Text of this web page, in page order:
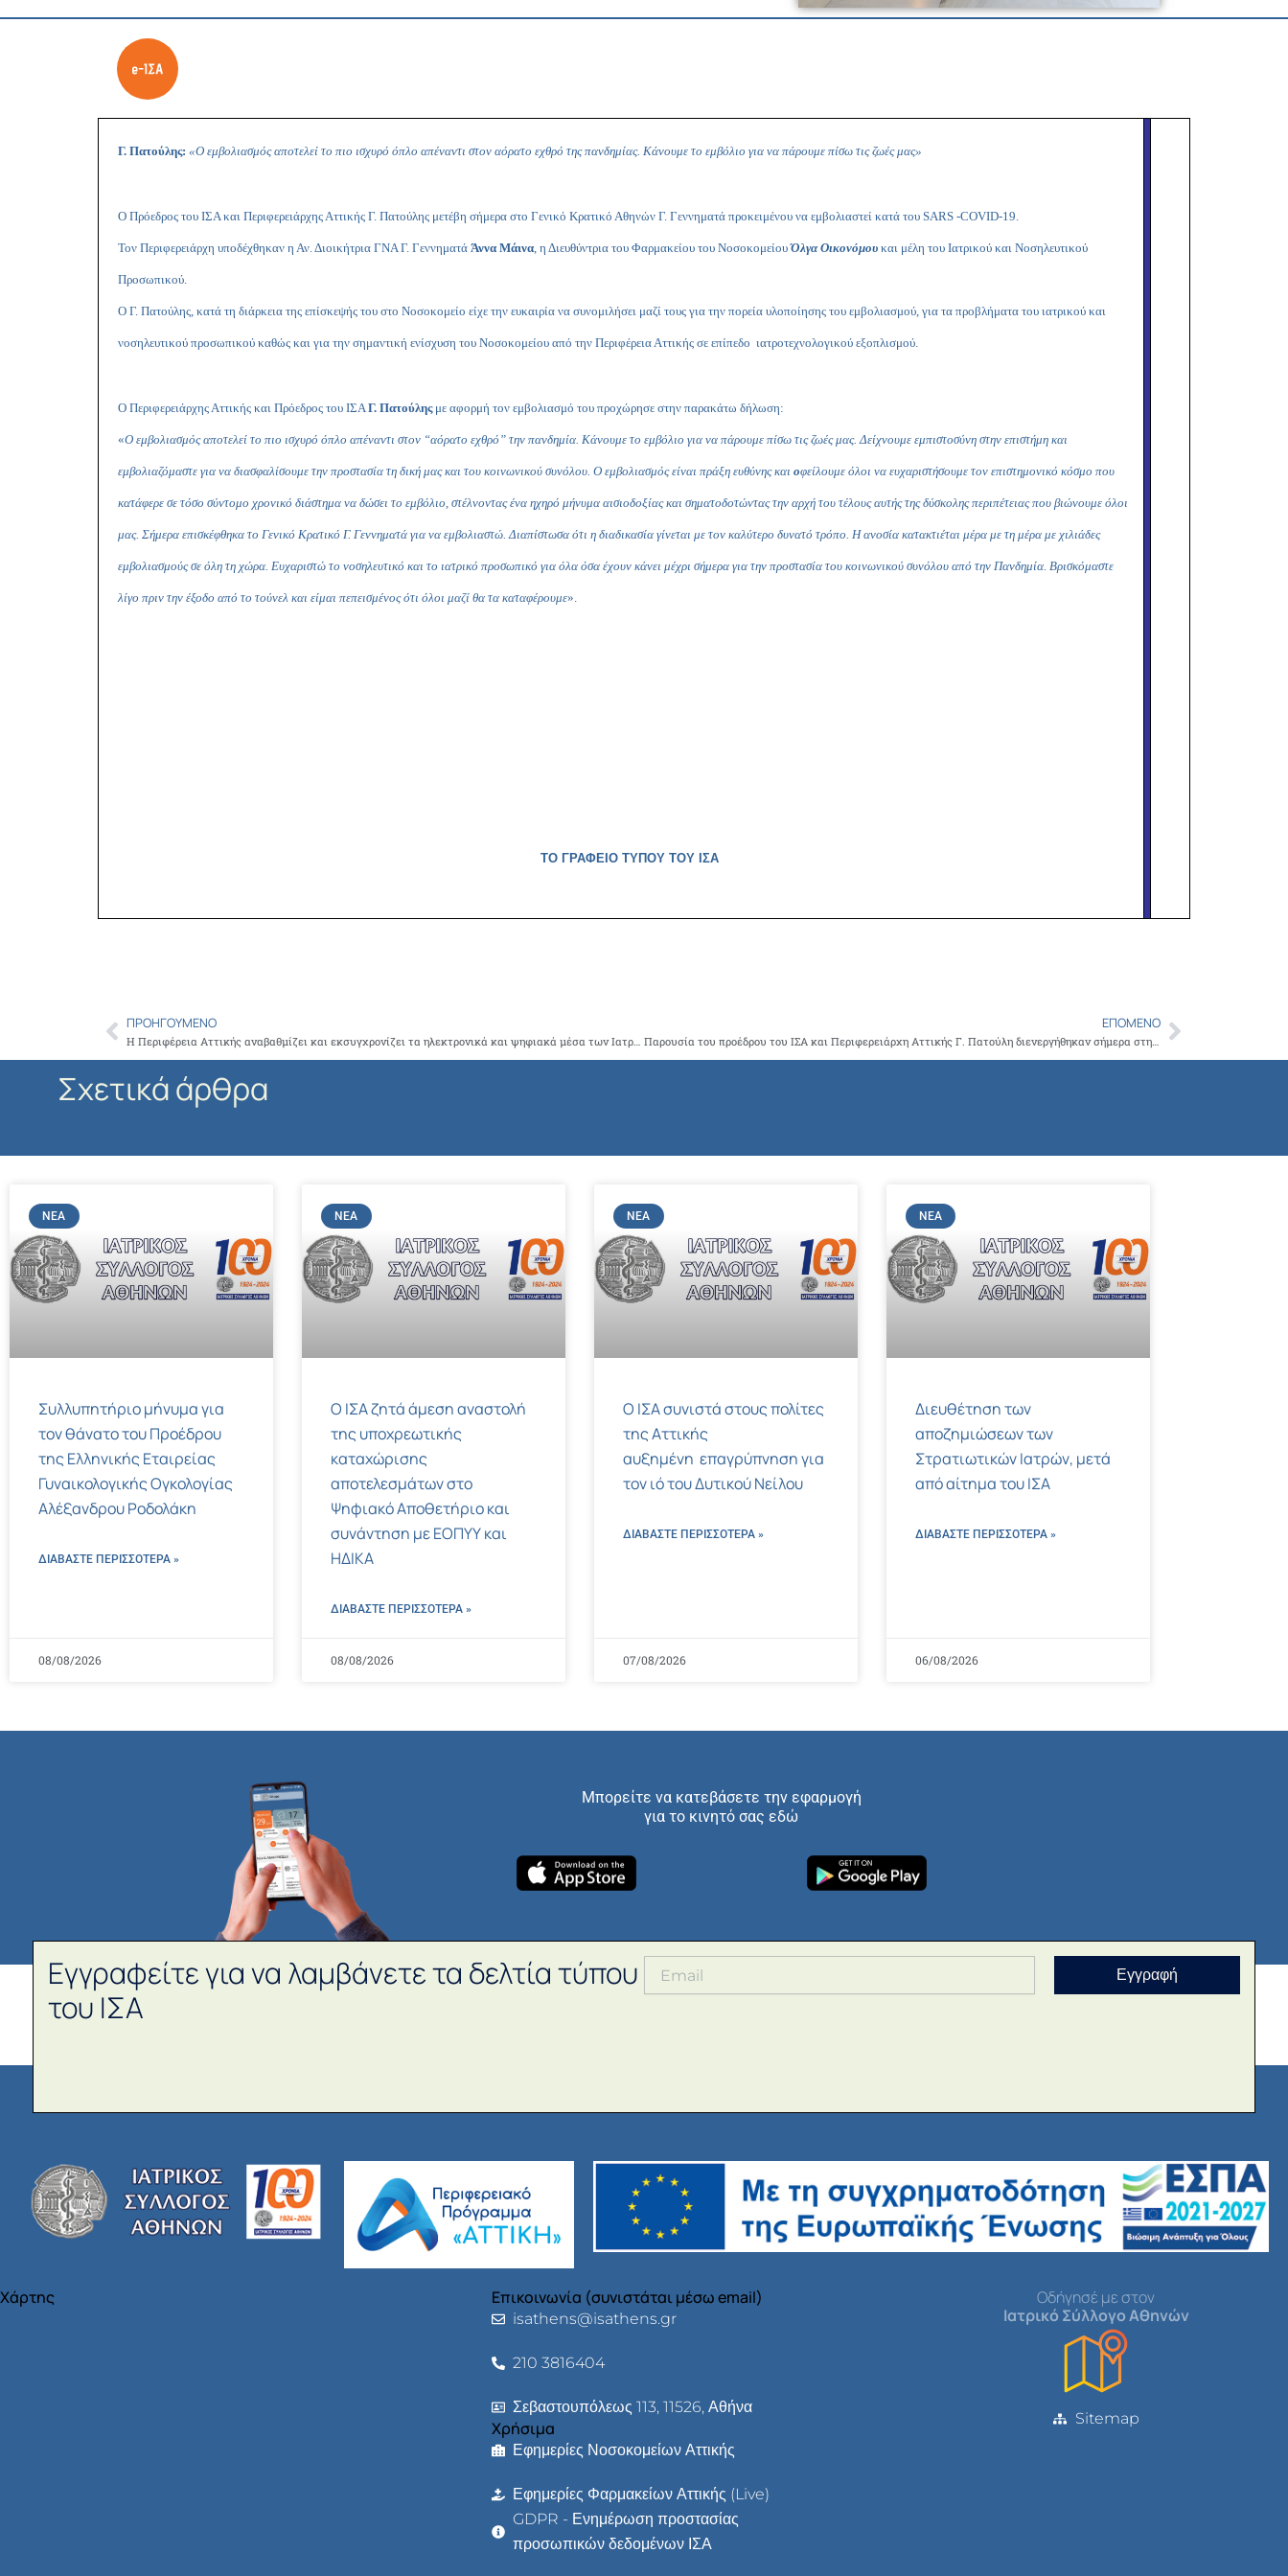
Γ. Πατούλης: «Ο εμβολιασμός αποτελεί το πιο ισχυρό όπλο απέναντι στον αόρατο εχθρό της πανδημίας. Κάνουμε το εμβόλιο για να πάρουμε πίσω τις ζωές μας»
Ο Πρόεδρος του ΙΣΑ και Περιφερειάρχης Αττικής Γ. Πατούλης μετέβη σήμερα στο Γενικό Κρατικό Αθηνών Γ. Γεννηματά προκειμένου να εμβολιαστεί κατά του SARS -COVID-19.
Τον Περιφερειάρχη υποδέχθηκαν η Αν. Διοικήτρια ΓΝΑ Γ. Γεννηματά Άννα Μάινα , η Διευθύντρια του Φαρμακείου του ΝοσοκομείουΌλγα Οικονόμου και μέλη του Ιατρικού και Νοσηλευτικού
Προσωπικού.
Ο Γ. Πατούλης, κατά τη διάρκεια της επίσκεψής του στο Νοσοκομείο είχε την ευκαιρία να συνομιλήσει μαζί τους για την πορεία υλοποίησης του εμβολιασμού, για τα προβλήματα του ιατρικού και
νοσηλευτικού προσωπικού καθώς και για την σημαντική ενίσχυση του Νοσοκομείου από την Περιφέρεια Αττικής σε επίπεδο ιατροτεχνολογικού εξοπλισμού.
Ο Περιφερειάρχης Αττικής και Πρόεδρος του ΙΣΑ Γ. Πατούληςμε αφορμή τον εμβολιασμό του προχώρησε στην παρακάτω δήλωση:
«Ο εμβολιασμός αποτελεί το πιο ισχυρό όπλο απέναντι στον “αόρατο εχθρό” την πανδημία. Κάνουμε το εμβόλιο για να πάρουμε πίσω τις ζωές μας. Δείχνουμε εμπιστοσύνη στην επιστήμη και
εμβολιαζόμαστε για να διασφαλίσουμε την προστασία τη δική μας και του κοινωνικού συνόλου. Ο εμβολιασμός είναι πράξη ευθύνης και οφείλουμε όλοι να ευχαριστήσουμε τον επιστημονικό κόσμο που
κατάφερε σε τόσο σύντομο χρονικό διάστημα να δώσει το εμβόλιο, στέλνοντας ένα ηχηρό μήνυμα αισιοδοξίας και σηματοδοτώντας την αρχή του τέλους αυτής της δύσκολης περιπέτειας που βιώνουμε όλοι
μας. Σήμερα επισκέφθηκα το Γενικό Κρατικό Γ. Γεννηματά για να εμβολιαστώ. Διαπίστωσα ότι η διαδικασία γίνεται με τον καλύτερο δυνατό τρόπο. Η ανοσία κατακτιέται μέρα με τη μέρα με χιλιάδες
εμβολιασμούς σε όλη τη χώρα. Ευχαριστώ το νοσηλευτικό και το ιατρικό προσωπικό για όλα όσα έχουν κάνει μέχρι σήμερα για την προστασία του κοινωνικού συνόλου από την Πανδημία. Βρισκόμαστε
λίγο πριν την έξοδο από το τούνελ και είμαι πεπεισμένος ότι όλοι μαζί θα τα καταφέρουμε».
ΤΟ ΓΡΑΦΕΙΟ ΤΥΠΟΥ ΤΟΥ ΙΣΑ
Prev
ΠΡΟΗΓΟΎΜΕΝΟ ΕΠΌΜΕΝΟ
Παρουσία του προέδρου του ΙΣΑ και Περιφερειάρχη Αττικής Γ. Πατούλη διενεργήθηκαν σήμερα στη Μητρόπολη Αθηνών rapid test σε ιερείς και στο προσωπικό Next
Σχετικά άρθρα
ΝΈΑ
Συλλυπητήριο μήνυμα για
τον θάνατο του Προέδρου
της Ελληνικής Εταιρείας
Γυναικολογικής Ογκολογίας
Αλέξανδρου Ροδολάκη
ΔΙΑΒΑΣΤΕ ΠΕΡΙΣΣΌΤΕΡΑ »
08/08/2026
ΝΈΑ
Ο ΙΣΑ ζητά άμεση αναστολή
της υποχρεωτικής
καταχώρισης
αποτελεσμάτων στο
Ψηφιακό Αποθετήριο και
συνάντηση με ΕΟΠΥΥ και
ΗΔΙΚΑ
ΔΙΑΒΑΣΤΕ ΠΕΡΙΣΣΌΤΕΡΑ »
08/08/2026
ΝΈΑ
Ο ΙΣΑ συνιστά στους πολίτες
της Αττικής
αυξημένη επαγρύπνηση για
τον ιό του Δυτικού Νείλου
ΔΙΑΒΑΣΤΕ ΠΕΡΙΣΣΌΤΕΡΑ »
07/08/2026
ΝΈΑ
Διευθέτηση των
αποζημιώσεων των
Στρατιωτικών Ιατρών, μετά
από αίτημα του ΙΣΑ
ΔΙΑΒΑΣΤΕ ΠΕΡΙΣΣΌΤΕΡΑ »
06/08/2026
Μπορείτε να κατεβάσετε την εφαρμογή
για το κινητό σας εδώ
Εγγραφείτε για να λαμβάνετε τα δελτία τύπου
του ΙΣΑ
Εγγραφή
Χάρτης Επικοινωνία (συνιστάται μέσω email)
isathens@isathens.gr
210 3816404
Σεβαστουπόλεως 113, 11526, Αθήνα
Χρήσιμα
Εφημερίες Νοσοκομείων Αττικής
Εφημερίες Φαρμακείων Αττικής (Live)
GDPR - Ενημέρωση προστασίας
προσωπικών δεδομένων ΙΣΑ
Οδήγησέ με στον
Ιατρικό Σύλλογο Αθηνών
Sitemap